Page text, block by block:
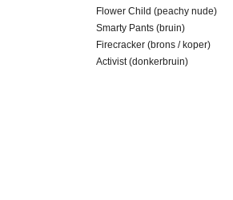
Flower Child (peachy nude)
Smarty Pants (bruin)
Firecracker (brons / koper)
Activist (donkerbruin)